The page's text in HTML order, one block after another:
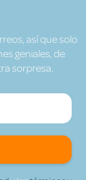
así que solo
geniales, de
sorpresa.